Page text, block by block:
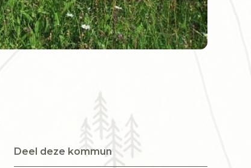
Deel deze kommun